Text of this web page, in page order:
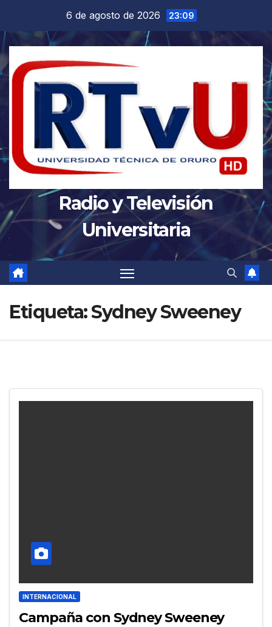
contenido
6 de agosto de 2026 23:09
Radio y Televisión
Universitaria
Etiqueta:Sydney Sweeney
INTERNACIONAL
Campaña con Sydney Sweeney